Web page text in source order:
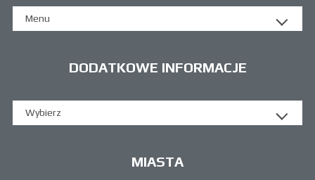
Menu
DODATKOWE INFORMACJE
Wybierz
MIASTA